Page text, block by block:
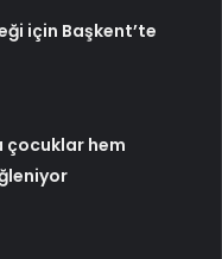
için Başkent’te
çocuklar hem